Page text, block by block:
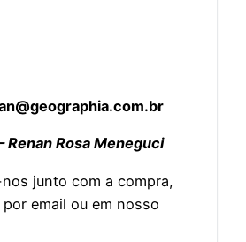
Renan Rosa Meneguci
junto com a compra,
por email ou em nosso